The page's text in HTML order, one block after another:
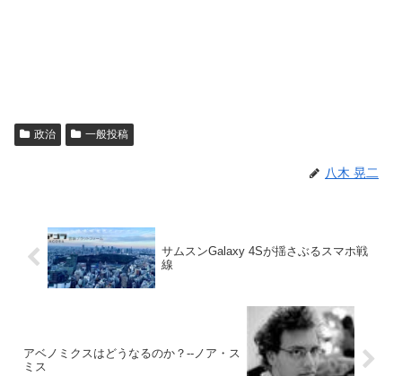
政治 一般投稿
八木 晃二
サムスンGalaxy 4Sが揺さぶるスマホ戦
線
アベノミクスはどうなるのか？--ノア・ス
ミス